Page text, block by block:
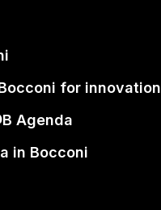
for innovation
Agenda
in Bocconi